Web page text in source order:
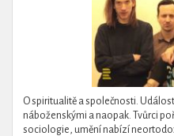
O spiritualitě a společnosti.
náboženskými a naopak. Tvůrci
sociologie, umění nabízí